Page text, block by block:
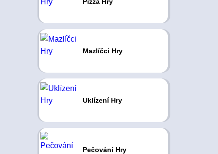
Mazlíčci Hry
Uklízení Hry
Pečování Hry